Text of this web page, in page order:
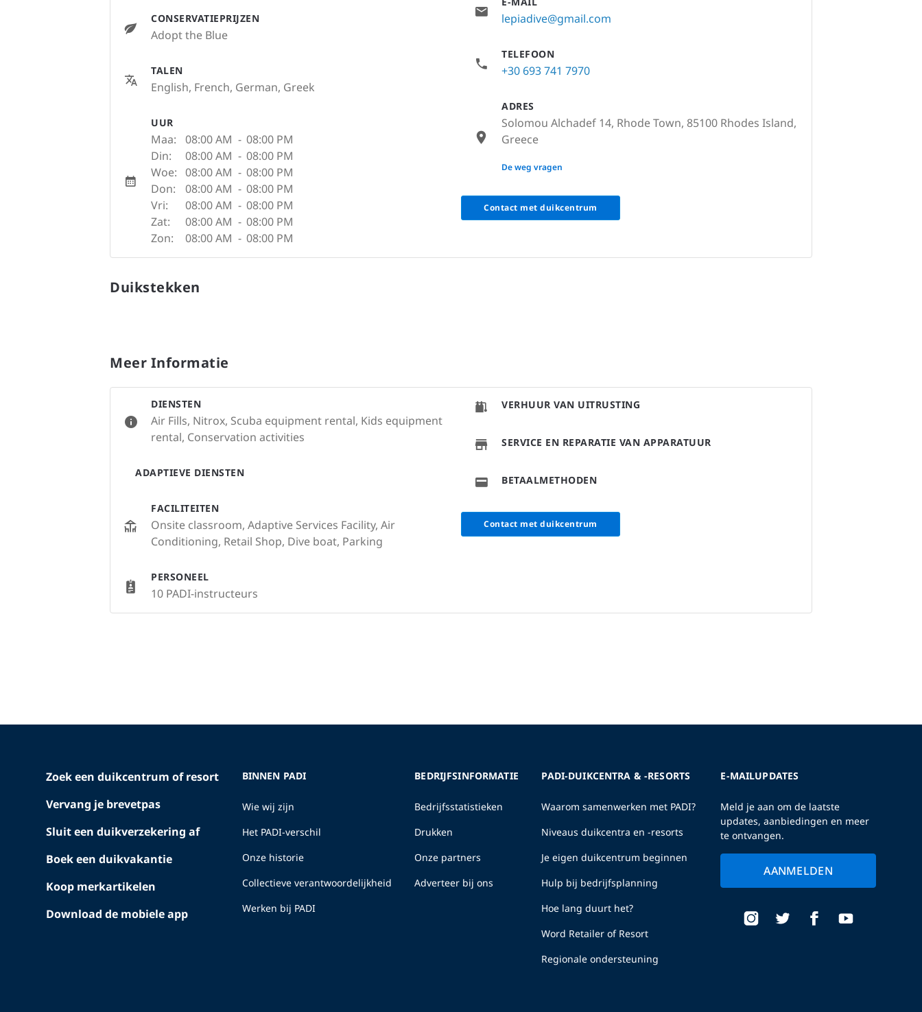
CONSERVATIEPRIJZEN
Adopt the Blue
TALEN
English, French, German, Greek
UUR
Maa: 08:00 AM - 08:00 PM
Din:
08:00 AM - 08:00 PM
Woe: 08:00 AM - 08:00 PM
Don:
08:00 AM - 08:00 PM
Vri:
08:00 AM - 08:00 PM
Zat:
08:00 AM - 08:00 PM
Zon:
08:00 AM - 08:00 PM
lepiadive@gmail.com
TELEFOON
+30 693 741 7970
ADRES
Solomou Alchadef 14, Rhode Town, 85100 Rhodes Island,
Greece
None
De weg vragen
Contact met duikcentrum
Duikstekken
Meer Informatie
DIENSTEN
Air Fills, Nitrox, Scuba equipment rental, Kids equipment
rental, Conservation activities
ADAPTIEVE DIENSTEN
FACILITEITEN
Onsite classroom, Adaptive Services Facility, Air
Conditioning, Retail Shop, Dive boat, Parking
PERSONEEL
10 PADI-instructeurs
VERHUUR VAN UITRUSTING
SERVICE EN REPARATIE VAN APPARATUUR
BETAALMETHODEN
Contact met duikcentrum
Zoek een duikcentrum of resort
Vervang je brevetpas
Sluit een duikverzekering af
Boek een duikvakantie
Koop merkartikelen
Download de mobiele app
BINNEN PADI
Wie wij zijn
Het PADI-verschil
Onze historie
Collectieve verantwoordelijkheid
Werken bij PADI
BEDRIJFSINFORMATIE
Bedrijfsstatistieken
Drukken
Onze partners
Adverteer bij ons
PADI-DUIKCENTRA & -RESORTS
Waarom samenwerken met PADI?
Niveaus duikcentra en -resorts
Je eigen duikcentrum beginnen
Hulp bij bedrijfsplanning
Hoe lang duurt het?
Word Retailer of Resort
Regionale ondersteuning
E-MAILUPDATES
Meld je aan om de laatste
updates, aanbiedingen en meer
te ontvangen.
AANMELDEN